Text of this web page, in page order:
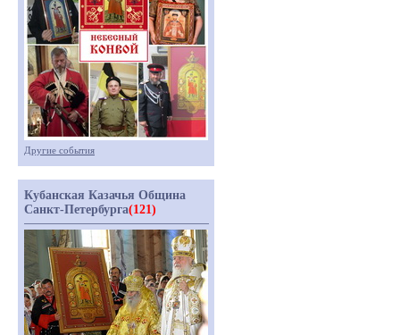
Другие события
Кубанская Казачья Община
Санкт-Петербурга(121)